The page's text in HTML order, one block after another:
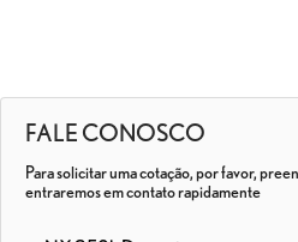
FALE CONOSCO
Para solicitar uma cotação, por favor,
entraremos em contato rapidamente